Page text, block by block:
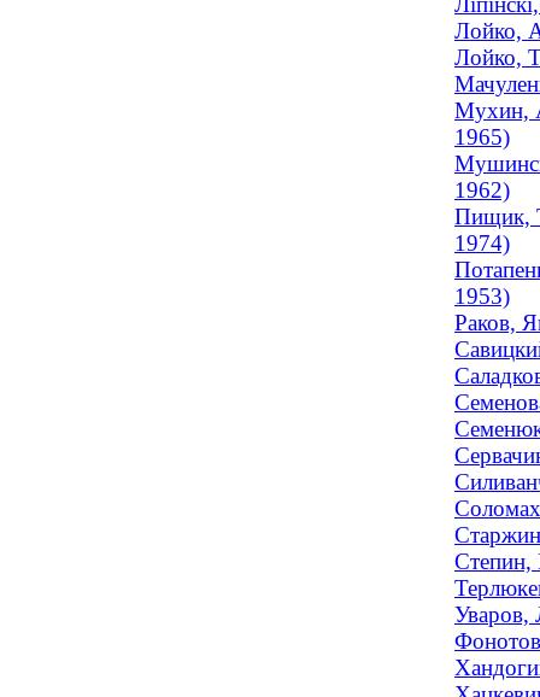
Лойко,
Лойко,
Мухин,
1965)
1962)
Пищик,
1974)
1953)
Раков,
Степин,
Уваров,